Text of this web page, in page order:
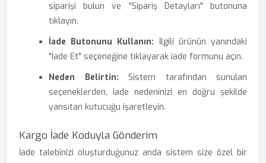
siparişi bulun ve "Sipariş Detayları" butonuna
tıklayın.
İade Butonunu Kullanın: İlgili ürünün yanındaki
"İade Et" seçeneğine tıklayarak iade formunu açın.
Neden Belirtin: Sistem tarafından sunulan
seçeneklerden, iade nedeninizi en doğru şekilde
yansıtan kutucuğu işaretleyin.
Kargo İade Koduyla Gönderim
İade talebinizi oluşturduğunuz anda sistem size özel bir